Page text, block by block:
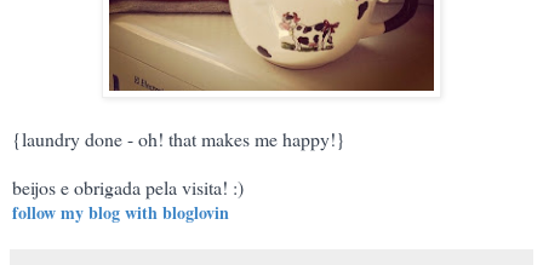
{laundry done - oh! that makes me happy!}
beijos e obrigada pela visita! :)
follow my blog with bloglovin